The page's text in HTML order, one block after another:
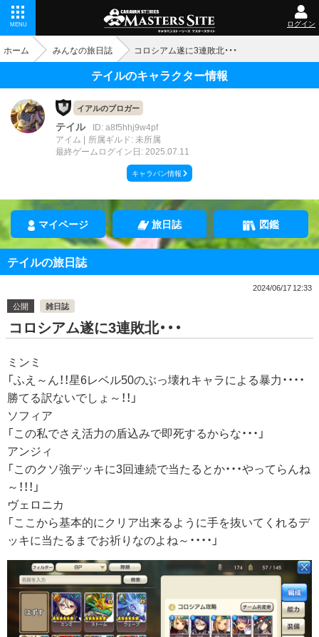
MENU ログイン
ホーム みんなの旅日誌 コロシアム遂に3連敗北・・・
テイルのキャラクター情報
イアルのブロガー
テイル ID: a8f5hhj9w4pf
アイム
所属ギルド: 未所属
最終ゲームログイン日: 2025.07.11
キャラバン情報
マイページ 旅日誌 図鑑
テイルの旅日誌
2024/06/17 12:33
公開
雑日誌
コロシアム遂に3連敗北・・・
ミンミ
「ふえ～ん！！星6レベル50のぶっ壊れキャラによる暴力・・・・
勝てる訳ないでしょ～！！」
ソフィア
「この私でさえ活力の盾込みで即死するからな・・・」
アンジィ
「このクソ強デッキに3回連続で当たるとか・・・やってらんね
～！！！」
ヴェロニカ
「ここから基本的にクリア出来るように手を抜いてくれるデ
ッキに当たるまでお祈りなのよね～・・・・」